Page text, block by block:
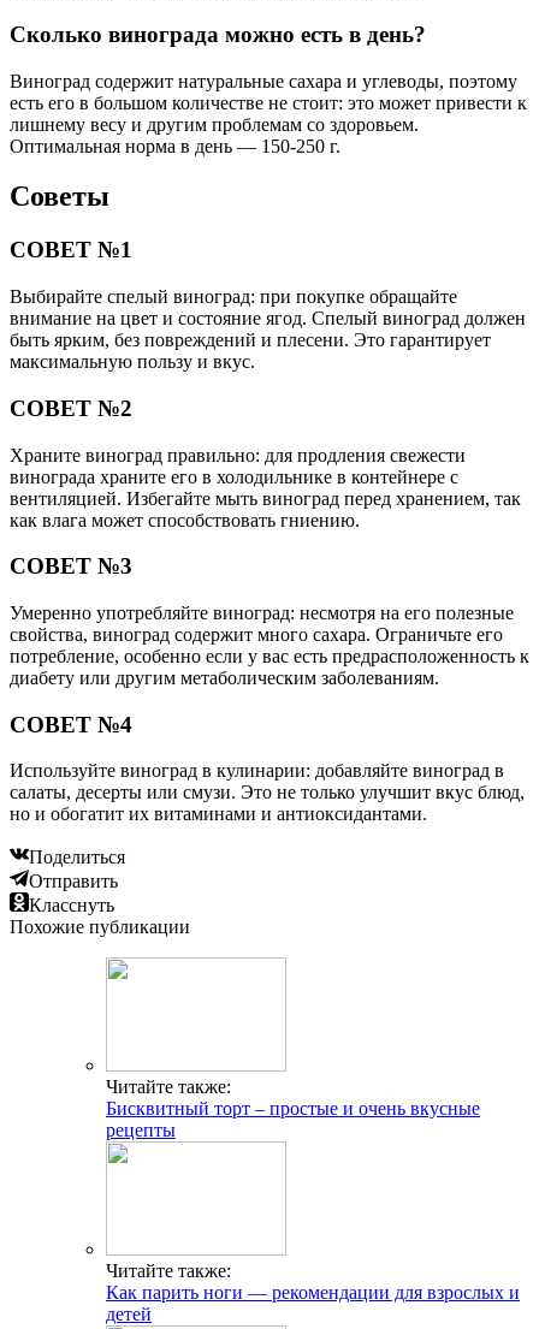
Сколько винограда можно есть в день?
Виноград содержит натуральные сахара и углеводы, поэтому
есть его в большом количестве не стоит: это может привести к
лишнему весу и другим проблемам со здоровьем.
Оптимальная норма в день — 150-250 г.
Советы
СОВЕТ №1
Выбирайте спелый виноград: при покупке обращайте
внимание на цвет и состояние ягод. Спелый виноград должен
быть ярким, без повреждений и плесени. Это гарантирует
максимальную пользу и вкус.
СОВЕТ №2
Храните виноград правильно: для продления свежести
винограда храните его в холодильнике в контейнере с
вентиляцией. Избегайте мыть виноград перед хранением, так
как влага может способствовать гниению.
СОВЕТ №3
Умеренно употребляйте виноград: несмотря на его полезные
свойства, виноград содержит много сахара. Ограничьте его
потребление, особенно если у вас есть предрасположенность к
диабету или другим метаболическим заболеваниям.
СОВЕТ №4
Используйте виноград в кулинарии: добавляйте виноград в
салаты, десерты или смузи. Это не только улучшит вкус блюд,
но и обогатит их витаминами и антиоксидантами.
Поделиться
Отправить
Класснуть
Похожие публикации
Читайте также:
Бисквитный торт – простые и очень вкусные
рецепты
Читайте также:
Как парить ноги — рекомендации для взрослых и
детей